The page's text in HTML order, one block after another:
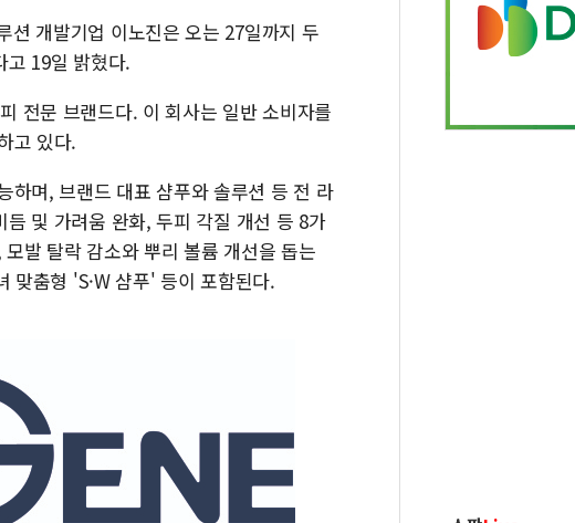
개발기업 이노진은 오는 27일까지 두
19일 밝혔다.
전문 브랜드다. 이 회사는 일반 소비자를
고 있다.
하며, 브랜드 대표 샴푸와 솔루션 등 전 라
및 가려움 완화, 두피 각질 개선 등 8가
발 탈락 감소와 뿌리 볼륨 개선을 돕는
맞춤형 'S·W 샴푸' 등이 포함된다.